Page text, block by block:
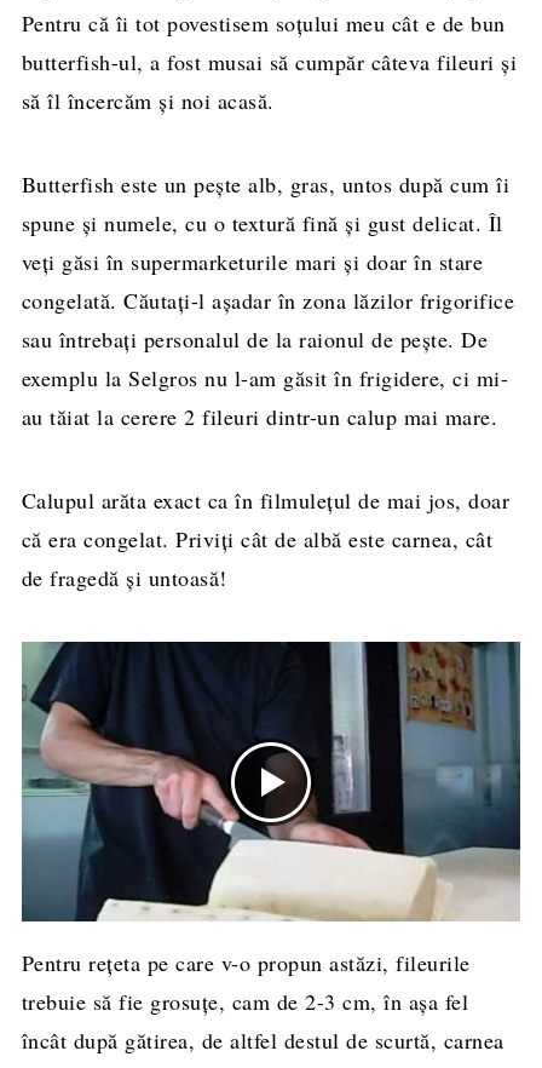
Pentru că îi tot povestisem soţului meu cât e de bun
butterfish-ul, a fost musai să cumpăr câteva fileuri şi
să îl încercăm şi noi acasă.
Butterfish este un peşte alb, gras, untos după cum îi
spune şi numele, cu o textură fină şi gust delicat. Îl
veţi găsi în supermarketurile mari şi doar în stare
congelată. Căutaţi-l aşadar în zona lăzilor frigorifice
sau întrebaţi personalul de la raionul de peşte. De
exemplu la Selgros nu l-am găsit în frigidere, ci mi-
au tăiat la cerere 2 fileuri dintr-un calup mai mare.
Calupul arăta exact ca în filmuleţul de mai jos, doar
că era congelat. Priviţi cât de albă este carnea, cât
de fragedă şi untoasă!
Pentru reţeta pe care v-o propun astăzi, fileurile
trebuie să fie grosuţe, cam de 2-3 cm, în aşa fel
încât după gătirea, de altfel destul de scurtă, carnea